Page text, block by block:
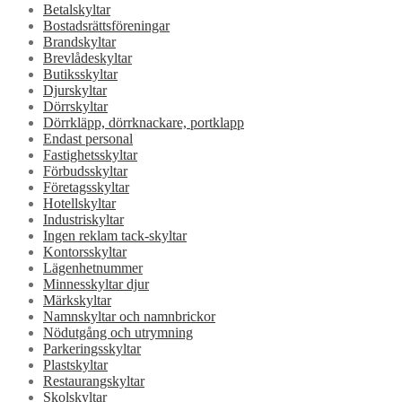
Betalskyltar
Bostadsrättsföreningar
Brandskyltar
Brevlådeskyltar
Butiksskyltar
Djurskyltar
Dörrskyltar
Dörrkläpp, dörrknackare, portklapp
Endast personal
Fastighetsskyltar
Förbudsskyltar
Företagsskyltar
Hotellskyltar
Industriskyltar
Ingen reklam tack-skyltar
Kontorsskyltar
Lägenhetnummer
Minnesskyltar djur
Märkskyltar
Namnskyltar och namnbrickor
Nödutgång och utrymning
Parkeringsskyltar
Plastskyltar
Restaurangskyltar
Skolskyltar